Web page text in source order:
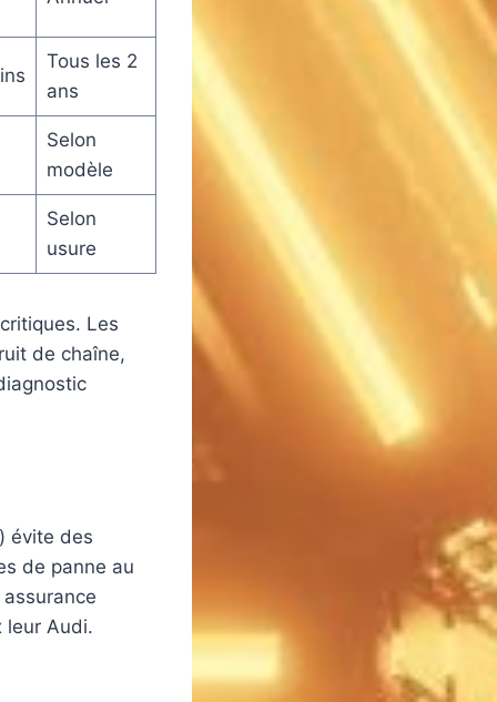
Tous les 2
ans
Selon
modèle
Selon
usure
Les
de chaîne,
évite des
de panne au
assurance
leur Audi.